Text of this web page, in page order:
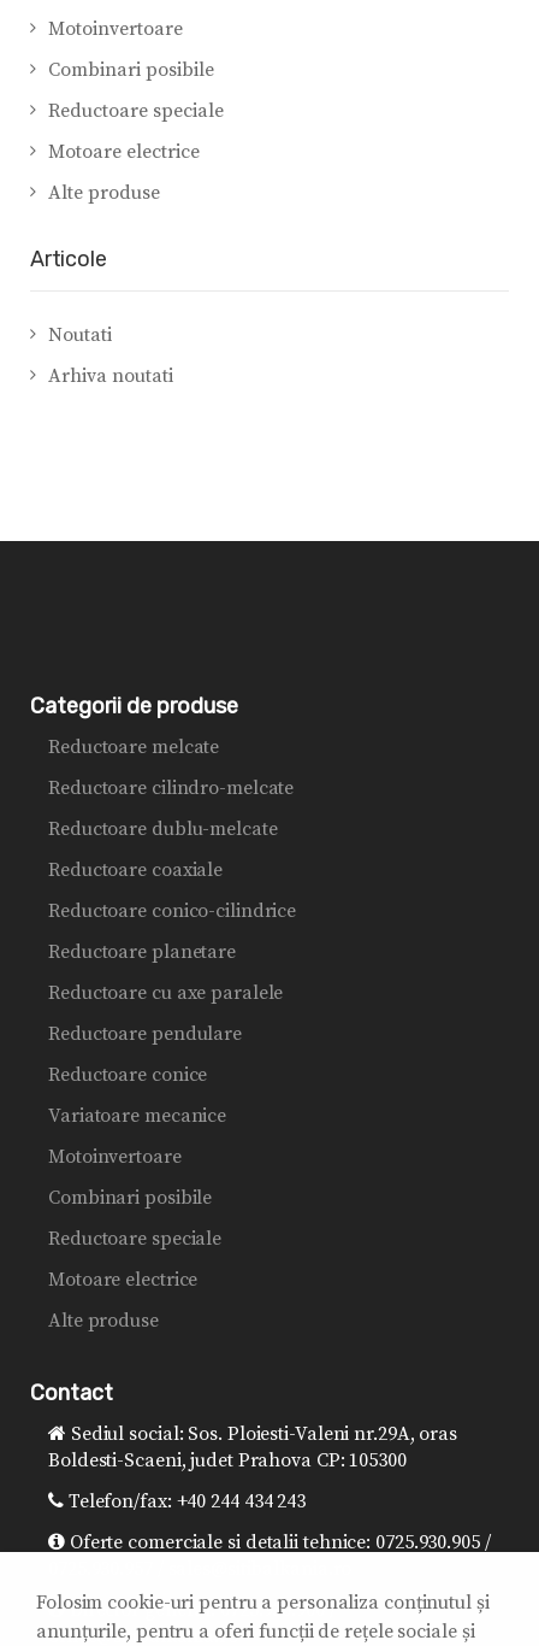
Motoinvertoare
Combinari posibile
Reductoare speciale
Motoare electrice
Alte produse
Articole
Noutati
Arhiva noutati
Categorii de produse
Reductoare melcate
Reductoare cilindro-melcate
Reductoare dublu-melcate
Reductoare coaxiale
Reductoare conico-cilindrice
Reductoare planetare
Reductoare cu axe paralele
Reductoare pendulare
Reductoare conice
Variatoare mecanice
Motoinvertoare
Combinari posibile
Reductoare speciale
Motoare electrice
Alte produse
Contact
Sediul social: Sos. Ploiesti-Valeni nr.29A, oras
Boldesti-Scaeni, judet Prahova CP: 105300
Telefon/fax: +40 244 434 243
Oferte comerciale si detalii tehnice: 0725.930.905 /
Director general: 0725.930.906 /
office@sitibalkania.ro
Folosim cookie-uri pentru a personaliza conținutul și
anunțurile, pentru a oferi funcții de rețele sociale și